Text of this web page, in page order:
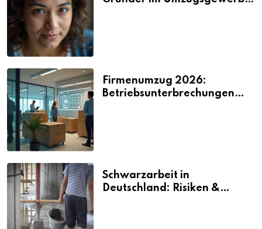
Firmenumzug 2026:
Betriebsunterbrechungen
Schwarzarbeit in
Deutschland: Risiken &